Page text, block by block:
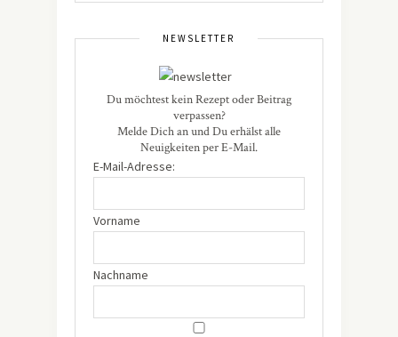
NEWSLETTER
Du möchtest kein Rezept oder Beitrag
verpassen?
Melde Dich an und Du erhälst alle
Neuigkeiten per E-Mail.
E-Mail-Adresse:
Vorname
Nachname